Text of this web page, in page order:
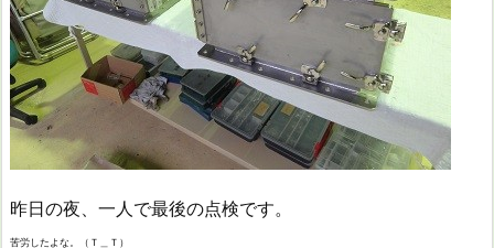
昨日の夜、一人で最後の点検です。
苦労したよな。（Ｔ＿Ｔ）